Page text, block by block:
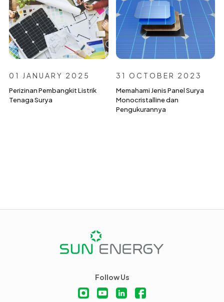
01 JANUARY 2025
Perizinan Pembangkit Listrik
Tenaga Surya
31 OCTOBER 2023
Memahami Jenis Panel Surya
Monocristalline dan
Pengukurannya
Follow Us